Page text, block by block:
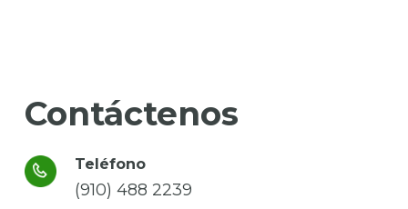
Contáctenos
Teléfono
(910) 488 2239